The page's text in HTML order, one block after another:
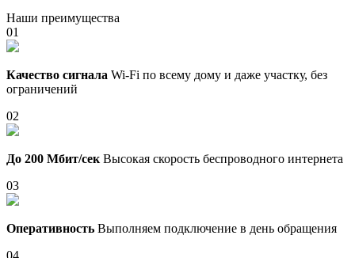
Наши преимущества
01
Качество сигнала Wi-Fi по всему дому и даже участку, без
ограничений
02
До 200 Мбит/сек Высокая скорость беспроводного интернета
03
Оперативность Выполняем подключение в день обращения
04